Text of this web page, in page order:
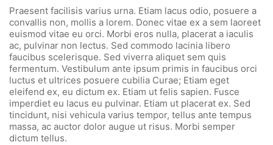
Praesent facilisis varius urna. Etiam lacus odio, posuere a
convallis non, mollis a lorem. Donec vitae ex a sem laoreet
euismod vitae eu orci. Morbi eros nulla, placerat a iaculis
ac, pulvinar non lectus. Sed commodo lacinia libero
faucibus scelerisque. Sed viverra aliquet sem quis
fermentum. Vestibulum ante ipsum primis in faucibus orci
luctus et ultrices posuere cubilia Curae; Etiam eget
eleifend ex, eu dictum ex. Etiam ut felis sapien. Fusce
imperdiet eu lacus eu pulvinar. Etiam ut placerat ex. Sed
tincidunt, nisi vehicula varius tempor, tellus ante tempus
massa, ac auctor dolor augue ut risus. Morbi semper
dictum tellus.